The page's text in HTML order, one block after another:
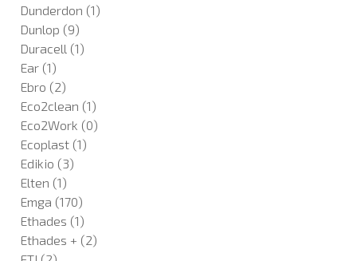
Dunderdon (1)
Dunlop (9)
Duracell (1)
Ear (1)
Ebro (2)
Eco2clean (1)
Eco2Work (0)
Ecoplast (1)
Edikio (3)
Elten (1)
Emga (170)
Ethades (1)
Ethades + (2)